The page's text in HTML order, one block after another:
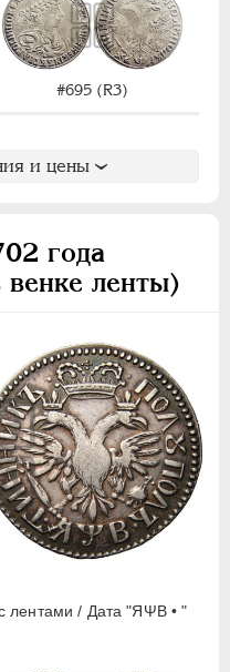
#695 (R3)
и цены
года
ленты)
лентами / Дата "ЯΨВ • "